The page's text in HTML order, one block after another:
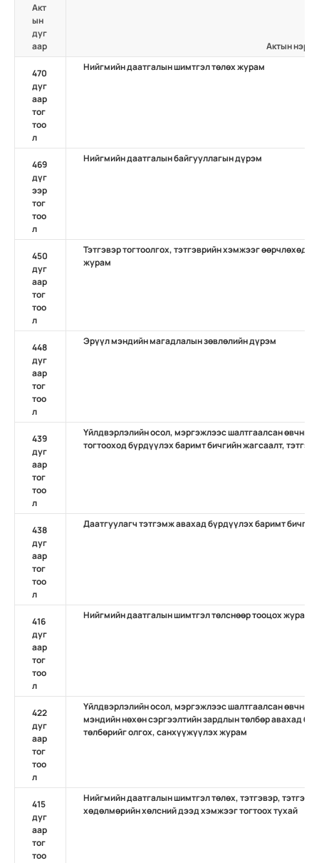
Акт
ын
дуг
аар
Актын нэр
470
дуг
аар
тог
тоо
л
Нийгмийн даатгалын шимтгэл төлөх журам
469
дүг
ээр
тог
тоо
л
Нийгмийн даатгалын байгууллагын дүрэм
450
дуг
аар
тог
тоо
л
Тэтгэвэр тогтоолгох, тэтгэврийн хэмжээг өөрчлөхөд
журам
448
дуг
аар
тог
тоо
л
Эрүүл мэндийн магадлалын зөвлөлийн дүрэм
439
дуг
аар
тог
тоо
л
Үйлдвэрлэлийн осол, мэргэжлээс шалтгаалсан өвчний
тогтооход бүрдүүлэх баримт бичгийн жагсаалт,
438
дуг
аар
тог
тоо
л
Даатгуулагч тэтгэмж авахад бүрдүүлэх баримт
416
дуг
аар
тог
тоо
л
Нийгмийн даатгалын шимтгэл төлснөөр тооцох журам
422
дуг
аар
тог
тоо
л
Үйлдвэрлэлийн осол, мэргэжлээс шалтгаалсан өвчний
мэндийн нөхөн сэргээлтийн зардлын төлбөр авахад
төлбөрийг олгох, санхүүжүүлэх журам
415
дуг
аар
тог
тоо
Нийгмийн даатгалын шимтгэл төлөх, тэтгэвэр,
хөдөлмөрийн хөлсний дээд хэмжээг тогтоох тухай